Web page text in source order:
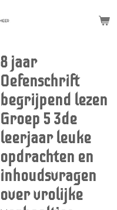
8 jaar
Oefenschrift
begrijpend lezen
Groep 5 3de
leerjaar leuke
opdrachten en
inhoudsvragen
over vrolijke